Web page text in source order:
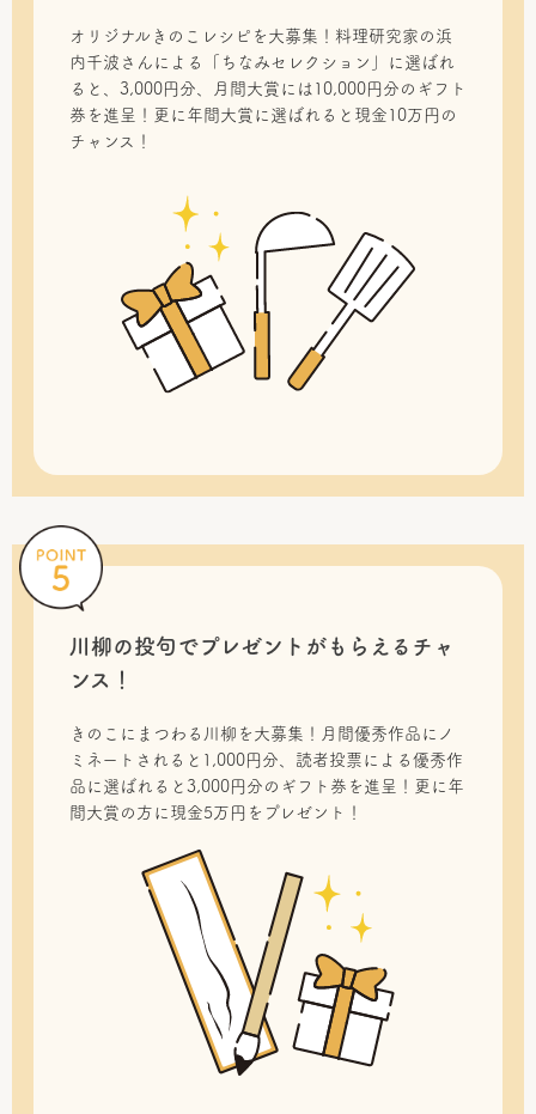
オリジナルきのこレシピを大募集！料理研究家の浜
内千波さんによる「ちなみセレクション」に選ばれ
ると、3,000円分、月間大賞には10,000円分のギフト
券を進呈！更に年間大賞に選ばれると現金10万円の
チャンス！
川柳の投句でプレゼントがもらえるチャ
ンス！
きのこにまつわる川柳を大募集！月間優秀作品にノ
ミネートされると1,000円分、読者投票による優秀作
品に選ばれると3,000円分のギフト券を進呈！更に年
間大賞の方に現金5万円をプレゼント！